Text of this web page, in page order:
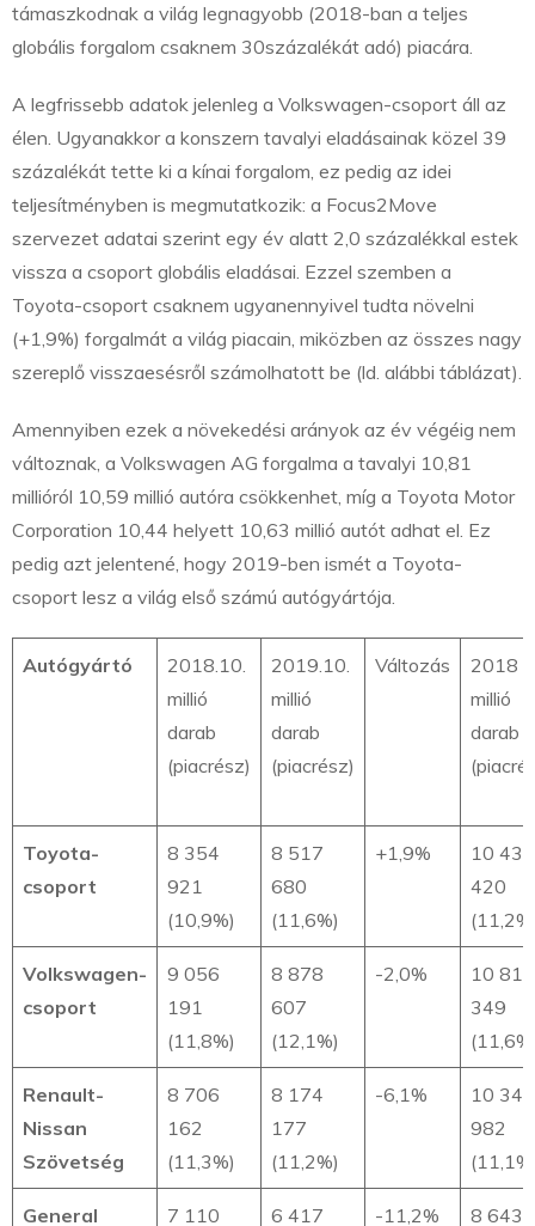
támaszkodnak a világ legnagyobb (2018-ban a teljes
globális forgalom csaknem 30százalékát adó) piacára.
A legfrissebb adatok jelenleg a Volkswagen-csoport áll az
élen. Ugyanakkor a konszern tavalyi eladásainak közel 39
százalékát tette ki a kínai forgalom, ez pedig az idei
teljesítményben is megmutatkozik: a Focus2Move
szervezet adatai szerint egy év alatt 2,0 százalékkal estek
vissza a csoport globális eladásai. Ezzel szemben a
Toyota-csoport csaknem ugyanennyivel tudta növelni
(+1,9%) forgalmát a világ piacain, miközben az összes nagy
szereplő visszaesésről számolhatott be (ld. alábbi táblázat).
Amennyiben ezek a növekedési arányok az év végéig nem
változnak, a Volkswagen AG forgalma a tavalyi 10,81
millióról 10,59 millió autóra csökkenhet, míg a Toyota Motor
Corporation 10,44 helyett 10,63 millió autót adhat el. Ez
pedig azt jelentené, hogy 2019-ben ismét a Toyota-
csoport lesz a világ első számú autógyártója.
Autógyártó
2018.10.
millió
darab
(piacrész)
2019.10.
millió
darab
(piacrész)
Változás
2018
millió
darab
Toyota-
csoport
8 354
921
(10,9%)
8 517
680
(11,6%)
+1,9%
10 435
420
Volkswagen-
csoport
9 056
191
(11,8%)
8 878
607
(12,1%)
-2,0%
10 810
349
Renault-
Nissan
Szövetség
8 706
162
(11,3%)
8 174
177
(11,2%)
-6,1%
10 346
982
General 7 110 6 417 -11,2% 8 643